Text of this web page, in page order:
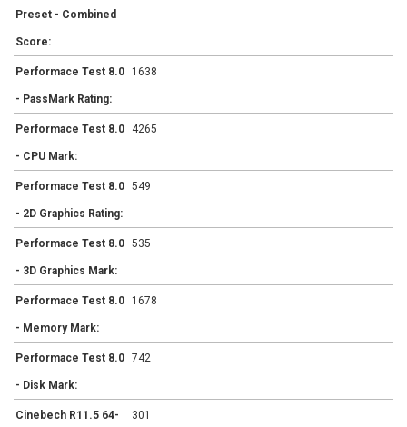
Preset - Combined
Score:
Performace Test 8.0
- PassMark Rating:
1638
Performace Test 8.0
- CPU Mark:
4265
Performace Test 8.0
- 2D Graphics Rating:
549
Performace Test 8.0
- 3D Graphics Mark:
535
Performace Test 8.0
- Memory Mark:
1678
Performace Test 8.0
- Disk Mark:
742
Cinebech R11.5 64- 301